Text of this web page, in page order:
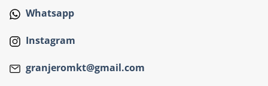
Whatsapp
Instagram
granjeromkt@gmail.com